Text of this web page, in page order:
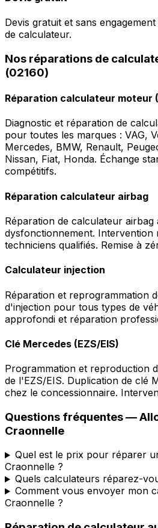
Devis gratuit et sans
de calculateur.
Nos réparations de
(02160)
Réparation calculateur moteur
Diagnostic et réparation de
pour toutes les marques : VAG,
Mercedes, BMW, Renault,
Nissan, Fiat, Honda. Échange
compétitifs.
Réparation calculateur airbag
Réparation de calculateur
dysfonctionnement. Intervention
techniciens qualifiés. Remise à
Calculateur injection
Réparation et reprogrammation
d'injection pour tous types de
approfondi et réparation
Clé Mercedes (EZS/EIS)
Programmation et reproduction
de l'EZS/EIS. Duplication de clé
chez le concessionnaire.
Questions fréquentes —
Craonnelle
Quel est le prix pour réparer
Craonnelle ?
Quels calculateurs réparez-
Comment vous envoyer mon
Craonnelle ?